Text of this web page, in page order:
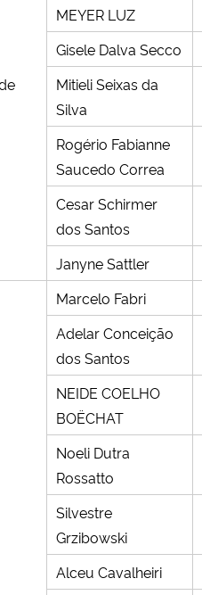
MEYER LUZ
Gisele Dalva Secco
Mitieli Seixas da
Silva
Rogério Fabianne
Saucedo Correa
Cesar Schirmer
dos Santos
Janyne Sattler
Marcelo Fabri
Adelar Conceição
dos Santos
NEIDE COELHO
BOËCHAT
Noeli Dutra
Rossatto
Silvestre
Grzibowski
Alceu Cavalheiri